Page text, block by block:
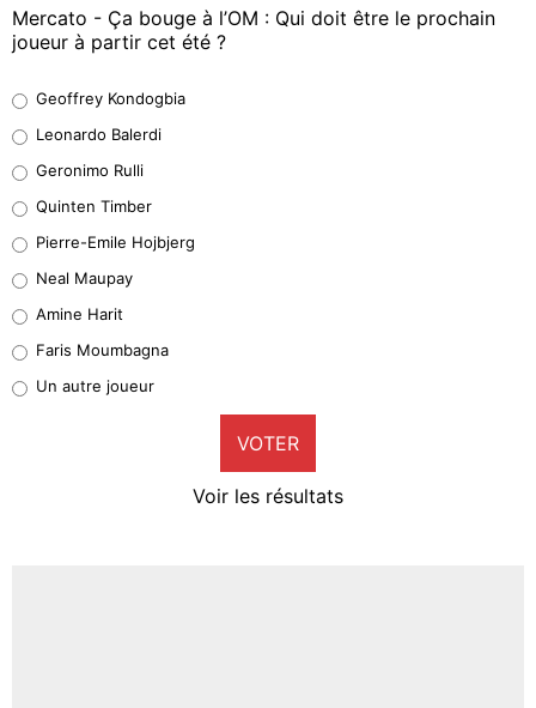
Mercato - Ça bouge à l’OM : Qui doit être le prochain
joueur à partir cet été ?
38%
32%
5%
1%
9%
Geoffrey Kondogbia
Leonardo Balerdi
Geronimo Rulli
Quinten Timber
Pierre-Emile Hojbjerg
Neal Maupay
Amine Harit
Faris Moumbagna
Un autre joueur
VOTER
Voir les résultats